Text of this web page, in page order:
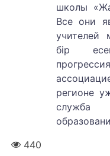
школы
Все они
учителей
бір
регионе
служба
440